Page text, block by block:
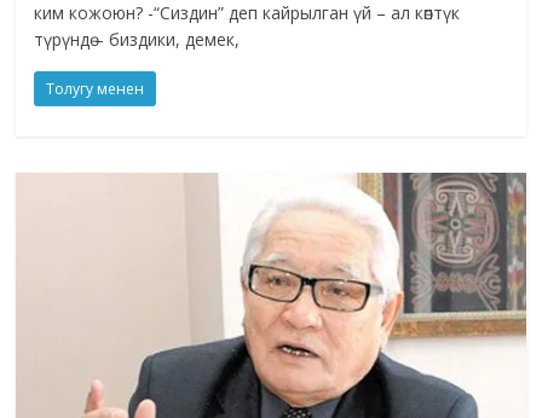
ким кожоюн? -“Сиздин” деп кайрылган үй – ал көптүк
түрүндө – биздики, демек,
Толугу менен